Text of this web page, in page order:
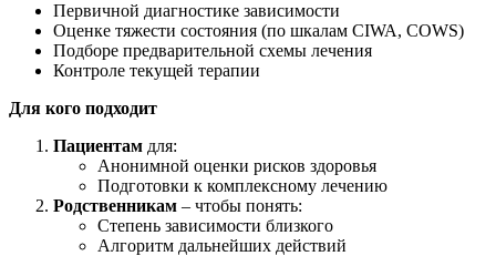
Первичной диагностике зависимости
Оценке тяжести состояния (по шкалам CIWA, COWS)
Подборе предварительной схемы лечения
Контроле текущей терапии
Для кого подходит
Пациентам для:
Анонимной оценки рисков здоровья
Подготовки к комплексному лечению
Родственникам – чтобы понять:
Степень зависимости близкого
Алгоритм дальнейших действий